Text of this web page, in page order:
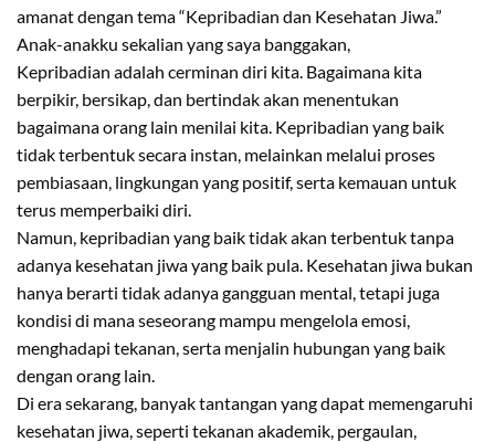
amanat dengan tema “Kepribadian dan Kesehatan Jiwa.”
Anak-anakku sekalian yang saya banggakan,
Kepribadian adalah cerminan diri kita. Bagaimana kita
berpikir, bersikap, dan bertindak akan menentukan
bagaimana orang lain menilai kita. Kepribadian yang baik
tidak terbentuk secara instan, melainkan melalui proses
pembiasaan, lingkungan yang positif, serta kemauan untuk
terus memperbaiki diri.
Namun, kepribadian yang baik tidak akan terbentuk tanpa
adanya kesehatan jiwa yang baik pula. Kesehatan jiwa bukan
hanya berarti tidak adanya gangguan mental, tetapi juga
kondisi di mana seseorang mampu mengelola emosi,
menghadapi tekanan, serta menjalin hubungan yang baik
dengan orang lain.
Di era sekarang, banyak tantangan yang dapat memengaruhi
kesehatan jiwa, seperti tekanan akademik, pergaulan,